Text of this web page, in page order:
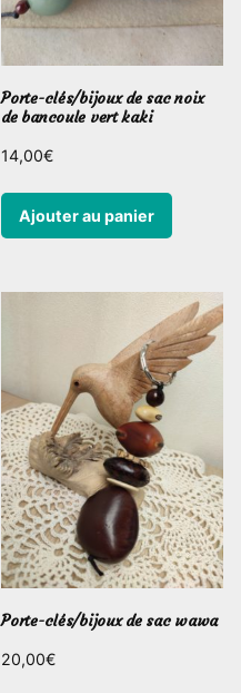
Porte-clés/bijoux de sac noix
de bancoule vert kaki
14,00€
Ajouter au panier
Porte-clés/bijoux de sac wawa
20,00€